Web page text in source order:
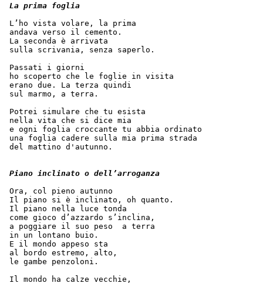
La prima foglia
L’ho vista volare, la prima
andava verso il cemento.
La seconda è arrivata
sulla scrivania, senza saperlo.
Passati i giorni
ho scoperto che le foglie in visita
erano due. La terza quindi
sul marmo, a terra.
Potrei simulare che tu esista
nella vita che si dice mia
e ogni foglia croccante tu abbia ordinato
una foglia cadere sulla mia prima strada
del mattino d'autunno.
Piano inclinato o dell’arroganza
Ora, col pieno autunno
Il piano si è inclinato, oh quanto.
Il piano nella luce tonda
come gioco d’azzardo s’inclina,
a poggiare il suo peso  a terra
in un lontano buio.
E il mondo appeso sta
al bordo estremo, alto,
le gambe penzoloni.
Il mondo ha calze vecchie,